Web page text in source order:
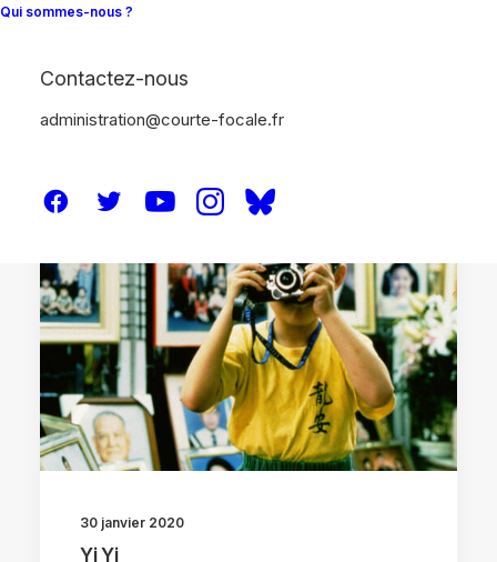
Qui sommes-nous ?
Contactez-nous
administration@courte-focale.fr
30 janvier 2020
Yi Yi